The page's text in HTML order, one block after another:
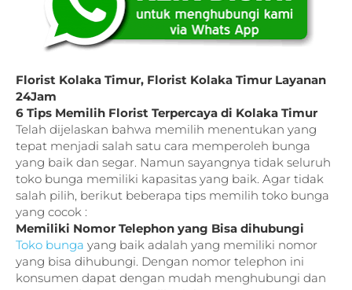
Florist Kolaka Timur, Florist Kolaka Timur Layanan
24Jam
6 Tips Memilih Florist Terpercaya di Kolaka Timur
Telah dijelaskan bahwa memilih menentukan yang
tepat menjadi salah satu cara memperoleh bunga
yang baik dan segar. Namun sayangnya tidak seluruh
toko bunga memiliki kapasitas yang baik. Agar tidak
salah pilih, berikut beberapa tips memilih toko bunga
yang cocok :
Memiliki Nomor Telephon yang Bisa dihubungi
Toko bunga yang baik adalah yang memiliki nomor
yang bisa dihubungi. Dengan nomor telephon ini
konsumen dapat dengan mudah menghubungi dan